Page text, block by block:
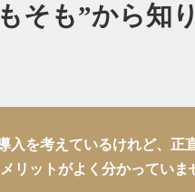
そも”から知
入を考えているけれど、正
リットがよく分かっていま